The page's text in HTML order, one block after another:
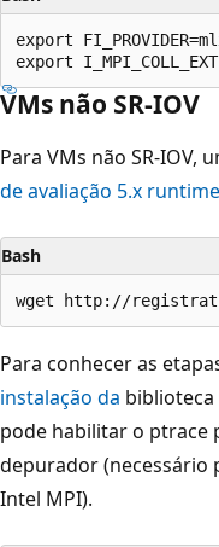
export
VMs não SR-IOV
Para VMs não SR-IOV,
de avaliação 5.x runtime
Bash
Para conhecer as
instalação da
pode habilitar o ptrace
depurador (necessário
Intel MPI).